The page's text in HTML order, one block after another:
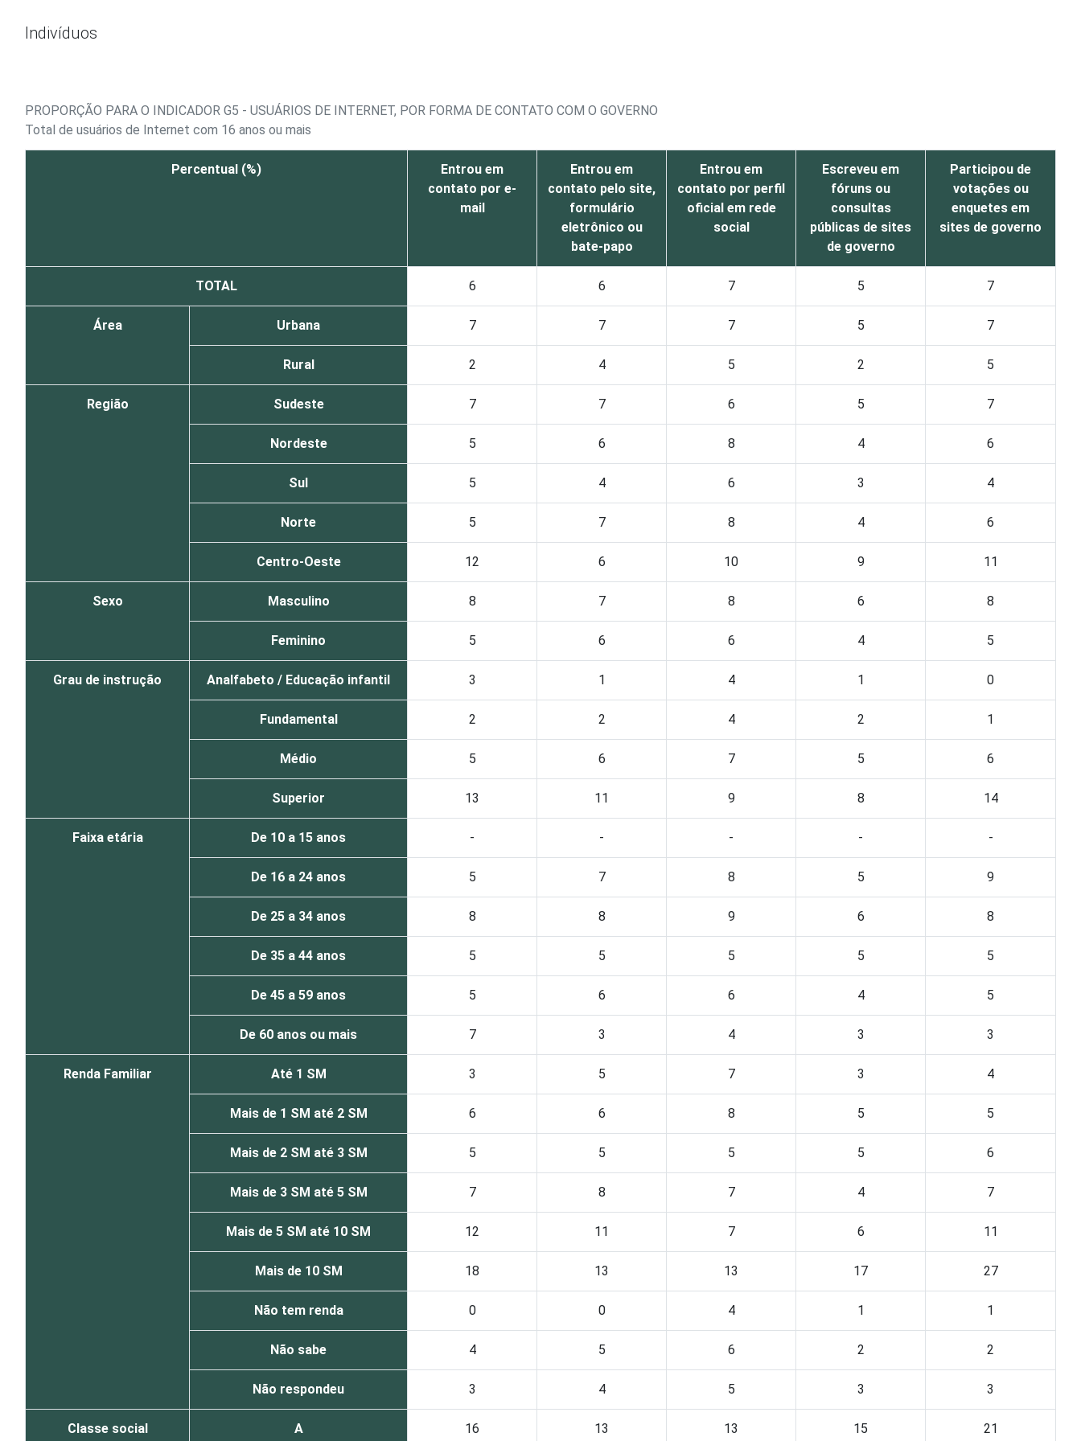
Indivíduos
PROPORÇÃO PARA O INDICADOR G5 - USUÁRIOS DE INTERNET, POR FORMA DE CONTATO COM O GOVERNO
Total de usuários de Internet com 16 anos ou mais
Percentual (%)
Entrou em
contato por e-
mail
Entrou em
contato pelo site,
formulário
eletrônico ou
bate-papo
Entrou em
contato por perfil
oficial em rede
social
Escreveu em
fóruns ou
consultas
públicas de sites
de governo
Participou de
votações ou
enquetes em
sites de governo
TOTAL 6 6 7 5 7
Área Urbana 7 7 7 5 7
Rural 2 4 5 2 5
Região Sudeste 7 7 6 5 7
Nordeste 5 6 8 4 6
Sul 5 4 6 3 4
Norte 5 7 8 4 6
Centro-Oeste 12 6 10 9 11
Sexo Masculino 8 7 8 6 8
Feminino 5 6 6 4 5
Grau de instrução Analfabeto / Educação infantil 3 1 4 1 0
Fundamental 2 2 4 2 1
Médio 5 6 7 5 6
Superior 13 11 9 8 14
Faixa etária De 10 a 15 anos - - - - -
De 16 a 24 anos 5 7 8 5 9
De 25 a 34 anos 8 8 9 6 8
De 35 a 44 anos 5 5 5 5 5
De 45 a 59 anos 5 6 6 4 5
De 60 anos ou mais 7 3 4 3 3
Renda Familiar Até 1 SM 3 5 7 3 4
Mais de 1 SM até 2 SM 6 6 8 5 5
Mais de 2 SM até 3 SM 5 5 5 5 6
Mais de 3 SM até 5 SM 7 8 7 4 7
Mais de 5 SM até 10 SM 12 11 7 6 11
Mais de 10 SM 18 13 13 17 27
Não tem renda 0 0 4 1 1
Não sabe 4 5 6 2 2
Não respondeu 3 4 5 3 3
Classe social A 16 13 13 15 21